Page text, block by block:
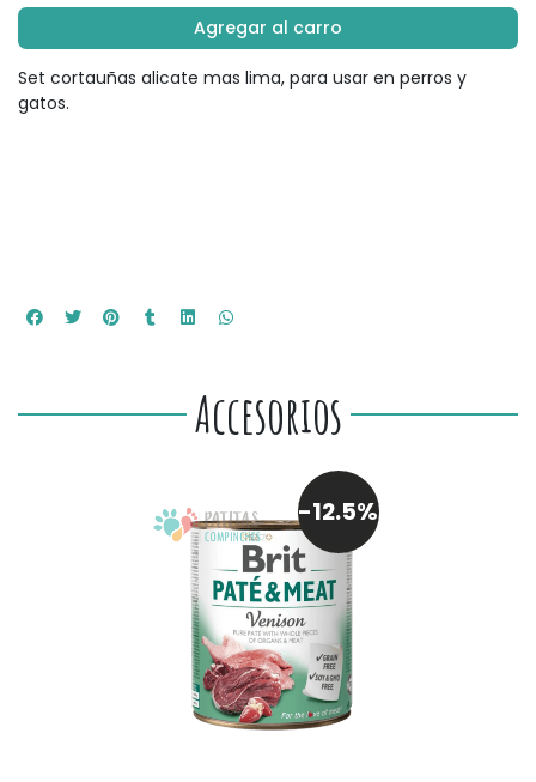
Agregar al carro
Set cortauñas alicate mas lima, para usar en perros y
gatos.
Accesorios
-12.5%